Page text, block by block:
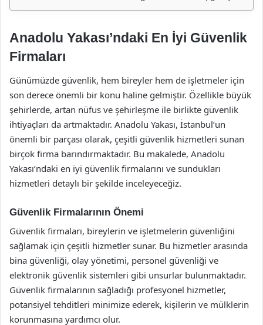
Anadolu Yakası’ndaki En İyi Güvenlik
Firmaları
Günümüzde güvenlik, hem bireyler hem de işletmeler için
son derece önemli bir konu haline gelmiştir. Özellikle büyük
şehirlerde, artan nüfus ve şehirleşme ile birlikte güvenlik
ihtiyaçları da artmaktadır. Anadolu Yakası, İstanbul’un
önemli bir parçası olarak, çeşitli güvenlik hizmetleri sunan
birçok firma barındırmaktadır. Bu makalede, Anadolu
Yakası’ndaki en iyi güvenlik firmalarını ve sundukları
hizmetleri detaylı bir şekilde inceleyeceğiz.
Güvenlik Firmalarının Önemi
Güvenlik firmaları, bireylerin ve işletmelerin güvenliğini
sağlamak için çeşitli hizmetler sunar. Bu hizmetler arasında
bina güvenliği, olay yönetimi, personel güvenliği ve
elektronik güvenlik sistemleri gibi unsurlar bulunmaktadır.
Güvenlik firmalarının sağladığı profesyonel hizmetler,
potansiyel tehditleri minimize ederek, kişilerin ve mülklerin
korunmasına yardımcı olur.